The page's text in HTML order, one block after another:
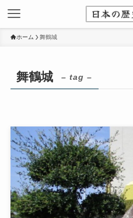
ホーム 舞鶴城
舞鶴城 – tag –